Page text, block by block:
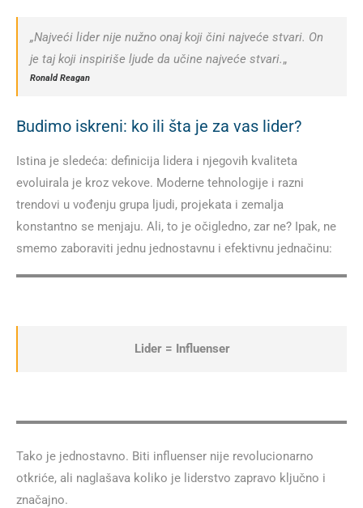
„Najveći lider nije nužno onaj koji čini najveće stvari. On
je taj koji inspiriše ljude da učine najveće stvari.„
Ronald Reagan
Budimo iskreni: ko ili šta je za vas lider?
Istina je sledeća: definicija lidera i njegovih kvaliteta
evoluirala je kroz vekove. Moderne tehnologije i razni
trendovi u vođenju grupa ljudi, projekata i zemalja
konstantno se menjaju. Ali, to je očigledno, zar ne? Ipak, ne
smemo zaboraviti jednu jednostavnu i efektivnu jednačinu:
Lider = Influenser
Tako je jednostavno. Biti influenser nije revolucionarno
otkriće, ali naglašava koliko je liderstvo zapravo ključno i
značajno.